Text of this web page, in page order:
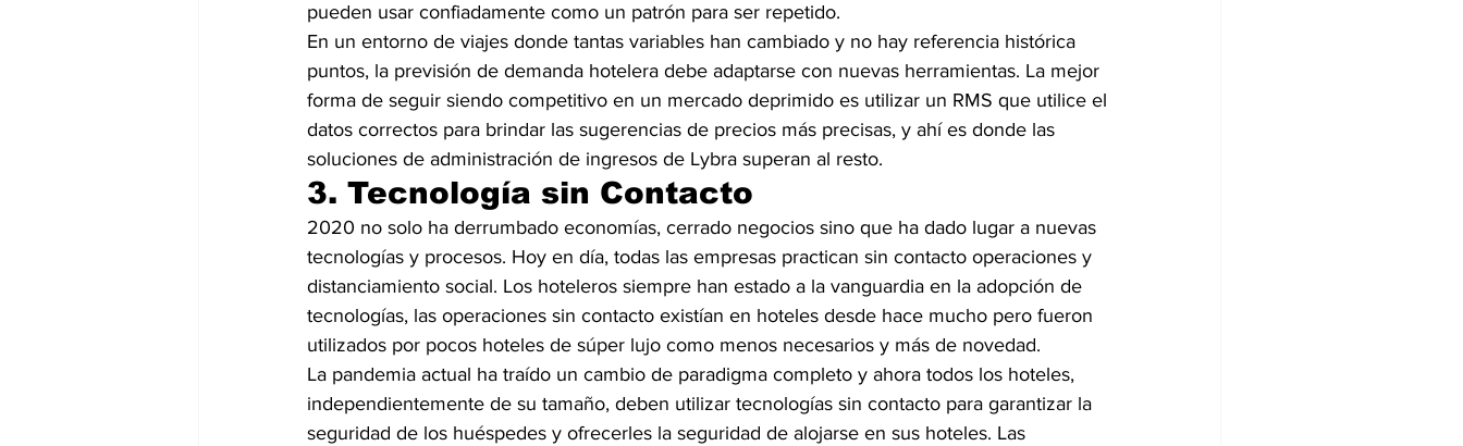
pueden usar confiadamente como un patrón para ser repetido.
En un entorno de viajes donde tantas variables han cambiado y no hay referencia histórica
puntos, la previsión de demanda hotelera debe adaptarse con nuevas herramientas. La mejor
forma de seguir siendo competitivo en un mercado deprimido es utilizar un RMS que utilice el
datos correctos para brindar las sugerencias de precios más precisas, y ahí es donde las
soluciones de administración de ingresos de Lybra superan al resto.
3. Tecnología sin Contacto
2020 no solo ha derrumbado economías, cerrado negocios sino que ha dado lugar a nuevas
tecnologías y procesos. Hoy en día, todas las empresas practican sin contacto operaciones y
distanciamiento social. Los hoteleros siempre han estado a la vanguardia en la adopción de
tecnologías, las operaciones sin contacto existían en hoteles desde hace mucho pero fueron
utilizados por pocos hoteles de súper lujo como menos necesarios y más de novedad.
La pandemia actual ha traído un cambio de paradigma completo y ahora todos los hoteles,
independientemente de su tamaño, deben utilizar tecnologías sin contacto para garantizar la
seguridad de los huéspedes y ofrecerles la seguridad de alojarse en sus hoteles. Las